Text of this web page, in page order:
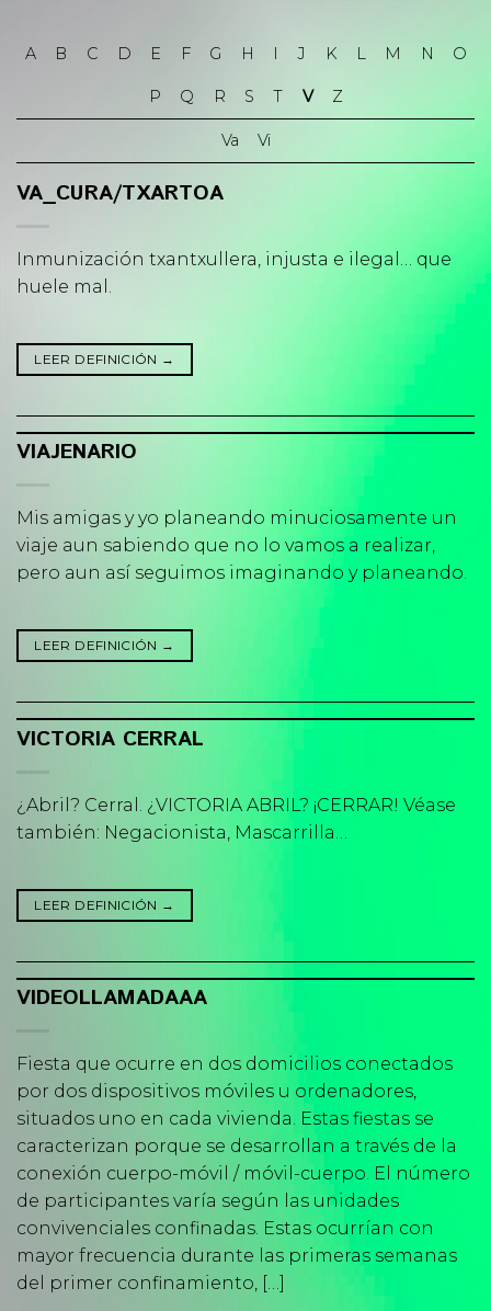
A B C D E F G H I J K L M N O
P Q R S T V Z
Va Vi
VA_CURA/TXARTOA
Inmunización txantxullera, injusta e ilegal… que
huele mal.
LEER DEFINICIÓN →
VIAJENARIO
Mis amigas y yo planeando minuciosamente un
viaje aun sabiendo que no lo vamos a realizar,
pero aun así seguimos imaginando y planeando.
LEER DEFINICIÓN →
VICTORIA CERRAL
¿Abril? Cerral. ¿VICTORIA ABRIL? ¡CERRAR! Véase
también: Negacionista, Mascarrilla…
LEER DEFINICIÓN →
VIDEOLLAMADAAA
Fiesta que ocurre en dos domicilios conectados
por dos dispositivos móviles u ordenadores,
situados uno en cada vivienda. Estas fiestas se
caracterizan porque se desarrollan a través de la
conexión cuerpo-móvil / móvil-cuerpo. El número
de participantes varía según las unidades
convivenciales confinadas. Estas ocurrían con
mayor frecuencia durante las primeras semanas
del primer confinamiento, […]